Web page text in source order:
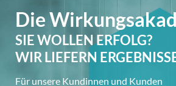
Erfolg!
Sie die Produktivität
Facing Units.
Präzision in der Umsetzung
Die
SIE WOLLEN ERFOLG?
WIR LIEFERN
Für unsere Kundinnen und Kunden